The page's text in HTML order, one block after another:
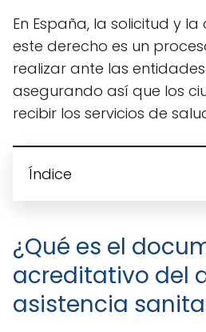
En España, la solicitud y
este derecho es un
realizar ante las
asegurando así que los
recibir los servicios de
Índice
¿Qué es el
acreditativo del
asistencia